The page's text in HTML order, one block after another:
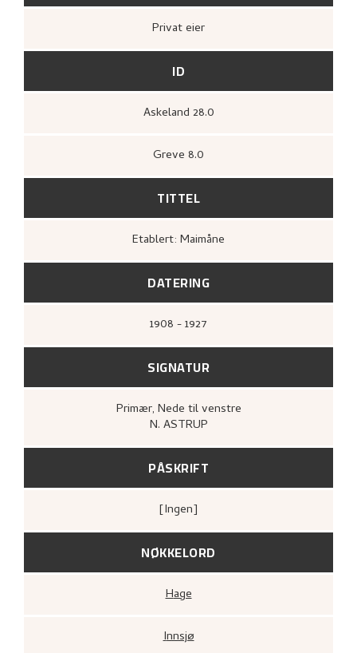
Privat eier
ID
Askeland 28.0
Greve 8.0
TITTEL
Etablert: Maimåne
DATERING
1908 - 1927
SIGNATUR
Primær, Nede til venstre
N. ASTRUP
PÅSKRIFT
[ingen]
NØKKELORD
Hage
Innsjø